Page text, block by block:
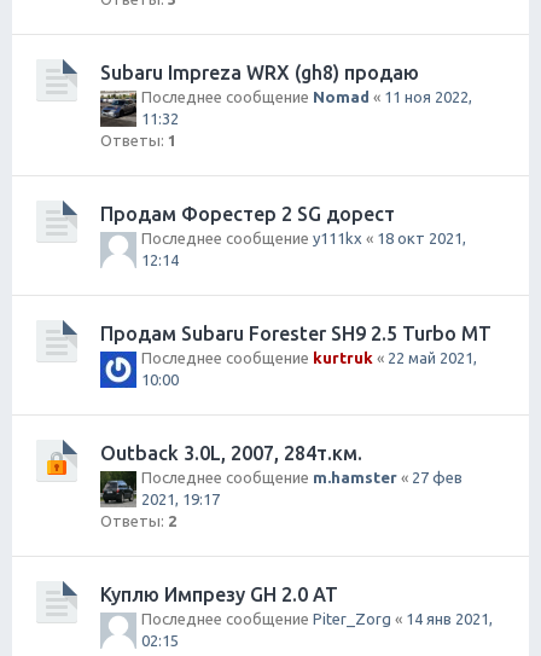
Subaru Impreza WRX (gh8) продаю
Последнее сообщение Nomad « 11 ноя 2022,
11:32
Ответы: 1
Продам Форестер 2 SG дорест
Последнее сообщение y111kx « 18 окт 2021,
12:14
Продам Subaru Forester SH9 2.5 Turbo MT
Последнее сообщение kurtruk « 22 май 2021,
10:00
Outback 3.0L, 2007, 284т.км.
Последнее сообщение m.hamster « 27 фев
2021, 19:17
Ответы: 2
Куплю Импрезу GH 2.0 AT
Последнее сообщение Piter_Zorg « 14 янв 2021,
02:15